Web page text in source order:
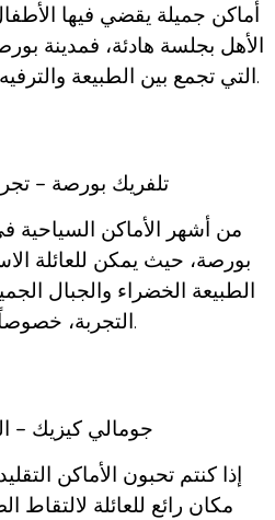
أماكن جميلة يقضي فيها
الأهل بجلسة هادئة، فمدينة
التي تجمع بين الطبيعة والترفيه والتجارب العائلية الدافئة.
1) تلفريك بورصة –
بورصة، حيث يمكن للعائلة
الطبيعة الخضراء والجبال
التجربة، خصوصاً منظر المدينة من الأعلى.
2) جومالي كيزيك –
إذا كنتم تحبون الأماكن